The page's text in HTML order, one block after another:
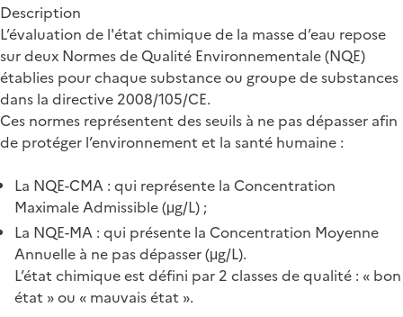
Description
L’évaluation de l'état chimique de la masse d’eau repose
sur deux Normes de Qualité Environnementale (NQE)
établies pour chaque substance ou groupe de substances
dans la directive 2008/105/CE.
Ces normes représentent des seuils à ne pas dépasser afin
de protéger l’environnement et la santé humaine :
La NQE-CMA : qui représente la Concentration
Maximale Admissible (μg/L) ;
La NQE-MA : qui présente la Concentration Moyenne
Annuelle à ne pas dépasser (μg/L).
L’état chimique est défini par 2 classes de qualité : « bon
état » ou « mauvais état ».